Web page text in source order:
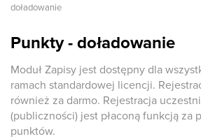
doładowanie
Punkty - doładowanie
Moduł Zapisy jest dostępny dla
ramach standardowej licencji.
również za darmo. Rejestracja
(publiczności) jest płaconą funkcją za
punktów.